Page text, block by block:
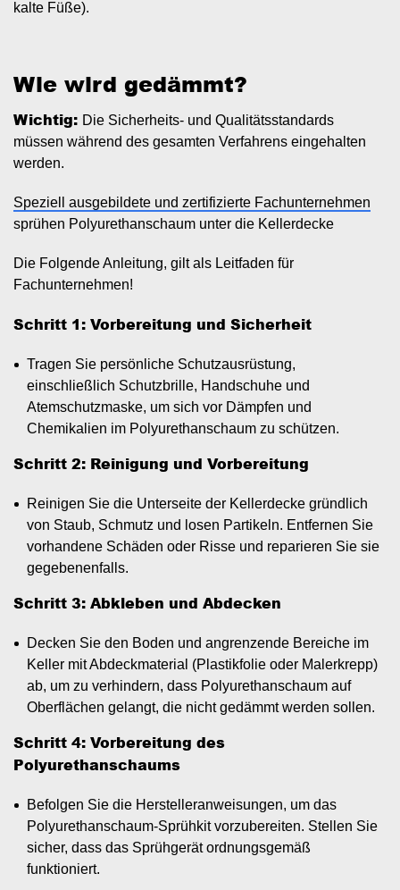
kalte Füße).
Wie wird gedämmt?
Wichtig: Die Sicherheits- und Qualitätsstandards
müssen während des gesamten Verfahrens eingehalten
werden.
Speziell ausgebildete und zertifizierte Fachunternehmen
sprühen Polyurethanschaum unter die Kellerdecke
Die Folgende Anleitung, gilt als Leitfaden für
Fachunternehmen!
Schritt 1: Vorbereitung und Sicherheit
Tragen Sie persönliche Schutzausrüstung,
einschließlich Schutzbrille, Handschuhe und
Atemschutzmaske, um sich vor Dämpfen und
Chemikalien im Polyurethanschaum zu schützen.
Schritt 2: Reinigung und Vorbereitung
Reinigen Sie die Unterseite der Kellerdecke gründlich
von Staub, Schmutz und losen Partikeln. Entfernen Sie
vorhandene Schäden oder Risse und reparieren Sie sie
gegebenenfalls.
Schritt 3: Abkleben und Abdecken
Decken Sie den Boden und angrenzende Bereiche im
Keller mit Abdeckmaterial (Plastikfolie oder Malerkrepp)
ab, um zu verhindern, dass Polyurethanschaum auf
Oberflächen gelangt, die nicht gedämmt werden sollen.
Schritt 4: Vorbereitung des
Polyurethanschaums
Befolgen Sie die Herstelleranweisungen, um das
Polyurethanschaum-Sprühkit vorzubereiten. Stellen Sie
sicher, dass das Sprühgerät ordnungsgemäß
funktioniert.